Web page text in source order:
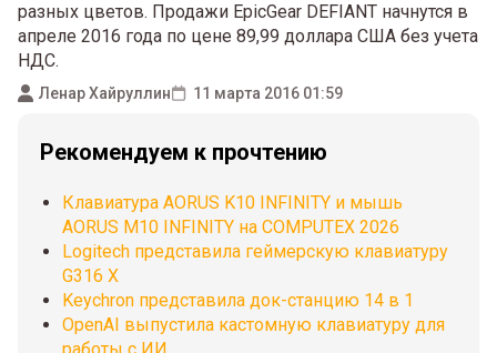
разных цветов. Продажи EpicGear DEFIANT начнутся в
апреле 2016 года по цене 89,99 доллара США без учета
НДС.
Ленар Хайруллин 11 марта 2016 01:59
Рекомендуем к прочтению
Клавиатура AORUS K10 INFINITY и мышь
AORUS M10 INFINITY на COMPUTEX 2026
Logitech представила геймерскую клавиатуру
G316 X
Keychron представила док-станцию 14 в 1
OpenAI выпустила кастомную клавиатуру для